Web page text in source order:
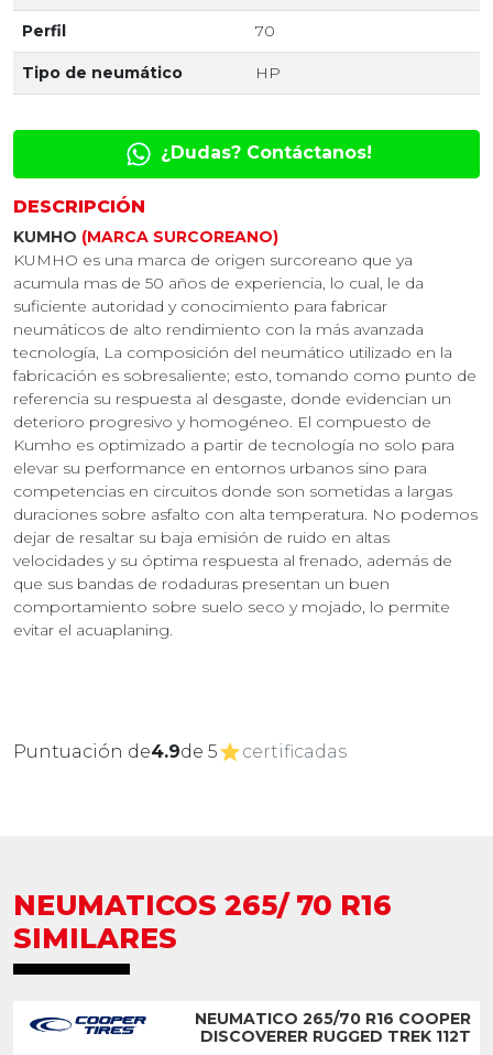
Perfil 70
Tipo de neumático HP
¿Dudas? Contáctanos!
DESCRIPCIÓN
KUMHO (MARCA SURCOREANO)
KUMHO es una marca de origen surcoreano que ya
acumula mas de 50 años de experiencia, lo cual, le da
suficiente autoridad y conocimiento para fabricar
neumáticos de alto rendimiento con la más avanzada
tecnología, La composición del neumático utilizado en la
fabricación es sobresaliente; esto, tomando como punto de
referencia su respuesta al desgaste, donde evidencian un
deterioro progresivo y homogéneo. El compuesto de
Kumho es optimizado a partir de tecnología no solo para
elevar su performance en entornos urbanos sino para
competencias en circuitos donde son sometidas a largas
duraciones sobre asfalto con alta temperatura. No podemos
dejar de resaltar su baja emisión de ruido en altas
velocidades y su óptima respuesta al frenado, además de
que sus bandas de rodaduras presentan un buen
comportamiento sobre suelo seco y mojado, lo permite
evitar el acuaplaning.
Puntuación de4.9de 5 certificadas
NEUMATICOS 265/ 70 R16
SIMILARES
NEUMATICO 265/70 R16 COOPER
DISCOVERER RUGGED TREK 112T